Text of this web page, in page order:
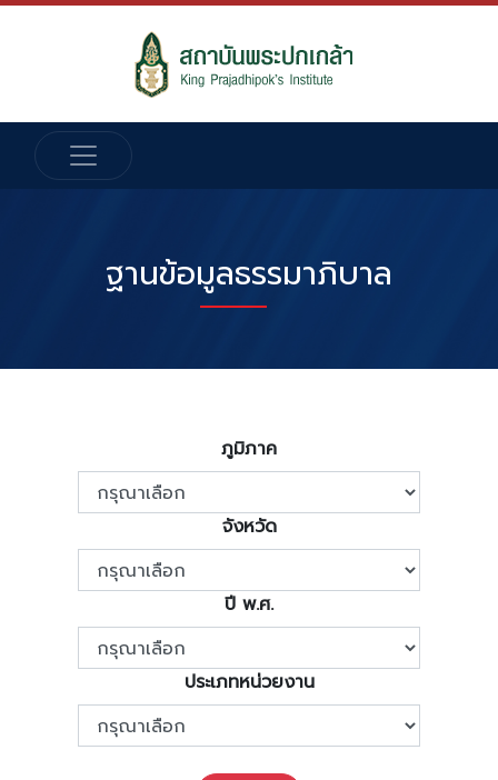
ฐานข้อมูลธรรมาภิบาล
ภูมิภาค
จังหวัด
ปี พ.ศ.
ประเภทหน่วยงาน